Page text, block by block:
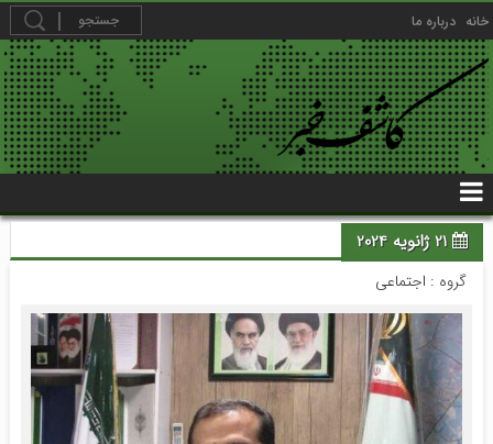
خانه درباره ما
21 ژانویه 2024
گروه : اجتماعی